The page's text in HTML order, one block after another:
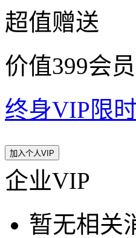
超值赠送
价值399会
终身VIP限
加入个人VIP
企业VIP
暂无相关